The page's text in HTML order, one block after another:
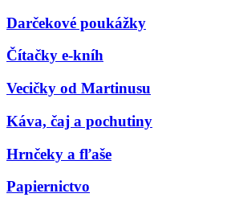
Darčekové poukážky
Čítačky e-kníh
Vecičky od Martinusu
Káva, čaj a pochutiny
Hrnčeky a fľaše
Papiernictvo